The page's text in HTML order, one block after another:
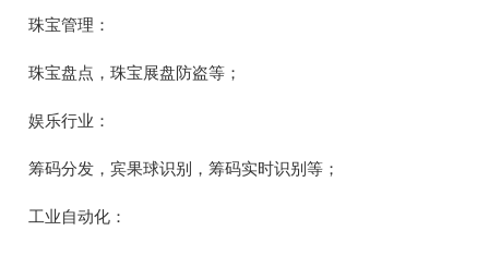
珠宝管理：
珠宝盘点，珠宝展盘防盗等；
娱乐行业：
筹码分发，宾果球识别，筹码实时识别等；
工业自动化：